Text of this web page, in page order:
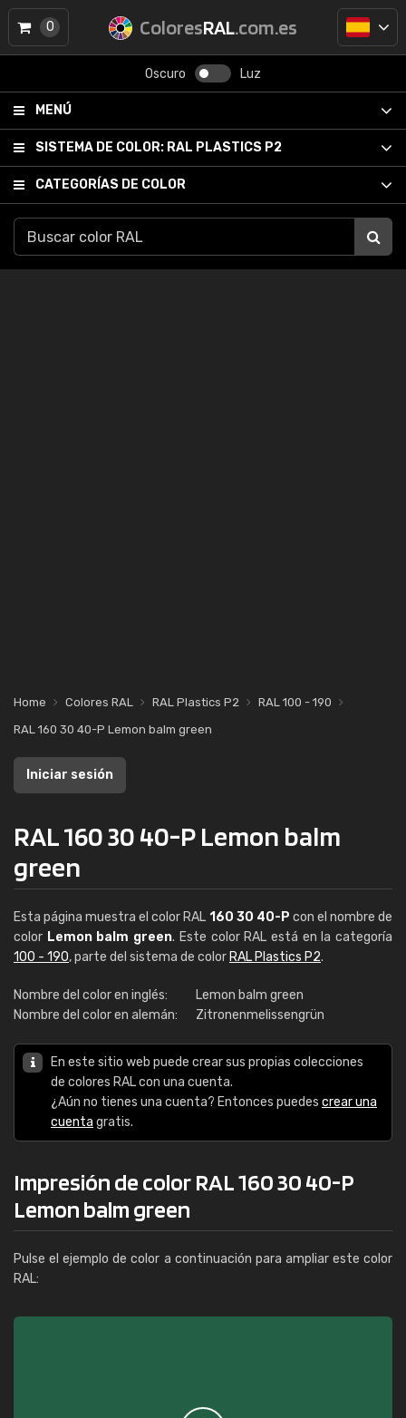
ColoresRAL.com.es
Oscuro Luz
MENÚ
SISTEMA DE COLOR: RAL PLASTICS P2
CATEGORÍAS DE COLOR
0
Home Colores RAL RAL Plastics P2
RAL 100 - 190
RAL 160 30 40-P Lemon balm green
Iniciar sesión
RAL 160 30 40-P Lemon balm
green
Esta página muestra el color RAL 160 30 40-P con el nombre de
color Lemon balm green. Este color RAL está en la categoría
100 - 190, parte del sistema de color RAL Plastics P2.
Nombre del color en inglés:
Lemon balm green
Nombre del color en alemán:
Zitronenmelissengrün
En este sitio web puede crear sus propias colecciones
de colores RAL con una cuenta.
¿Aún no tienes una cuenta? Entonces puedes crear una
cuenta gratis.
Impresión de color RAL 160 30 40-P
Lemon balm green
Pulse el ejemplo de color a continuación para ampliar este color
RAL: